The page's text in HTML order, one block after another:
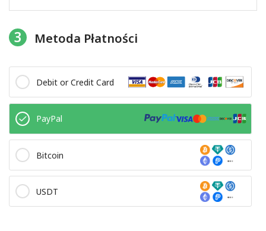
3 Metoda Płatności
Debit or Credit Card
PayPal
Bitcoin
USDT